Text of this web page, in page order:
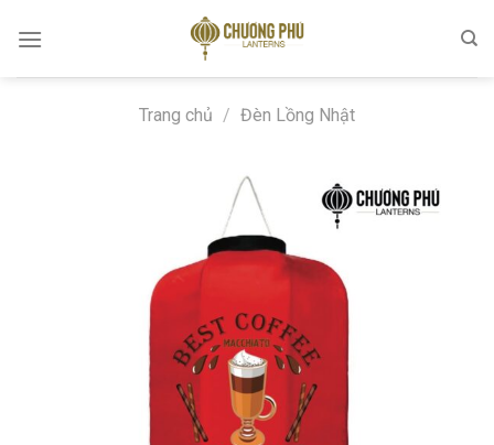
Trang chủ / Đèn Lồng Nhật